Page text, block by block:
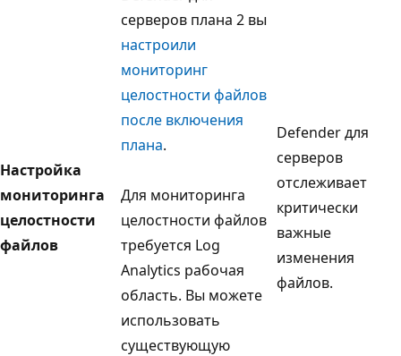
Настройка
мониторинга
целостности
файлов
серверов плана 2 вы
настроили
мониторинг
целостности файлов
после включения
плана.
Для мониторинга
целостности файлов
требуется Log
Analytics рабочая
область. Вы можете
использовать
существующую
Defender для
серверов
отслеживает
критически
важные
изменения
файлов.